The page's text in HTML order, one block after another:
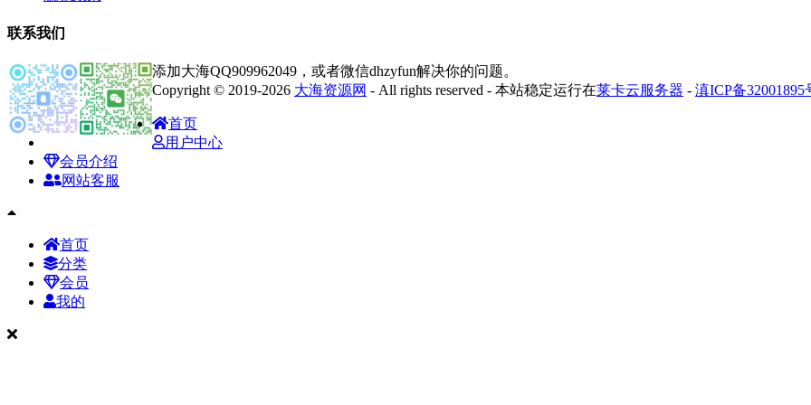
联系我们
添加大海QQ909962049，或者微信dhzyfun解决你的问题。
Copyright © 2019-2026 大海资源网 - All rights reserved - 本站稳定运行在莱卡云服务器 - 滇ICP备32001895
首页
用户中心
会员介绍
网站客服
首页
分类
会员
我的